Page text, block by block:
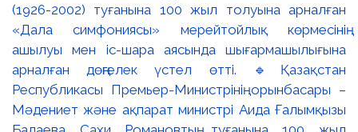
(1926-2002) туғанына 100 жыл толуына арналған
«Дала симфониясы» мерейтойлық көрмесінің
ашылуы мен іс-шара аясында шығармашылығына
арналған дөңгелек үстел өтті. 🔹Қазақстан
Республикасы Премьер-Министрінің орынбасары –
Мәдениет және ақпарат министрі Аида Ғалымқызы